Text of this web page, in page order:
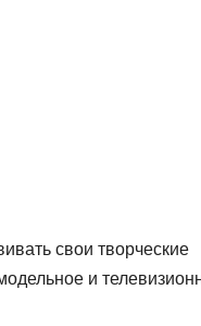
свои творческие
и